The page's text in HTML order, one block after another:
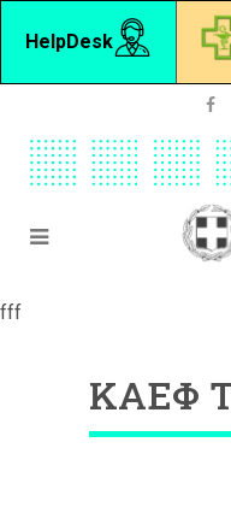
HelpDesk
fff
ΚΑΕΦ